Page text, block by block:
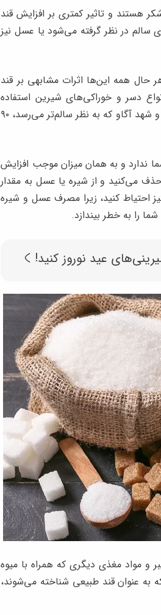
هستند و تاثیر کمتری بر افزایش قند
سالم در نظر گرفته می‌شود یا عسل نیز
حال همه این‌ها اثرات مشابهی بر قند
دسر و خوراکی‌های شیرین استفاده
می‌کنیم، قند ساکارز است که ۵۰ درصد آن گلوکز و ۵۰ درصد فروکتوز است و شهد آگاو که به نظر سالم‌تر می‌رسد، ۹۰
ندارد و به همان میزان موجب افزایش
می‌کنید و از شیره یا عسل به مقدار
احتیاط کنید، زیرا مصرف عسل و شیره
را به خطر بیندازد.
عید نوروز کنید!
و مواد مغذی دیگری که همراه با میوه
به عنوان قند طبیعی شناخته می‌شوند،